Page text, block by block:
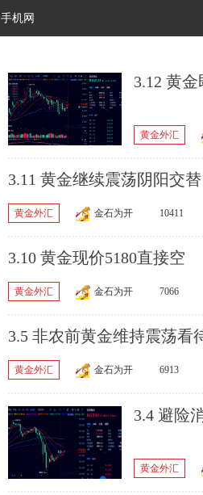
手机网
3.12 黄
黄金外汇
3.11 黄金继续震荡阴阳交
黄金外汇 金石为开 10411
3.10 黄金现价5180直接空
黄金外汇 金石为开 7066
3.5 非农前黄金维持震荡看
黄金外汇 金石为开 6913
3.4 避险
黄金外汇